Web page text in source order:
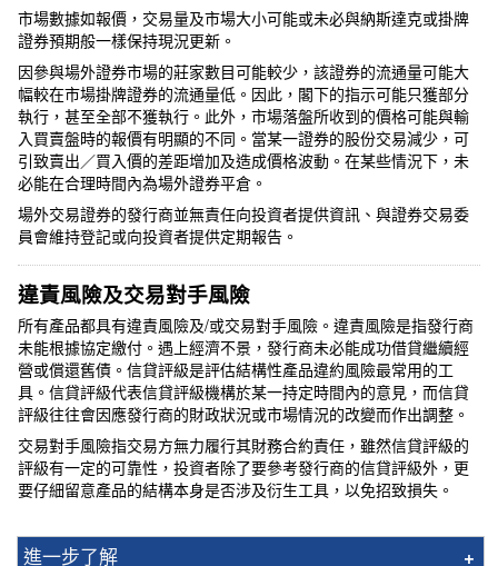
市場數據如報價，交易量及市場大小可能或未必與納斯達克或掛牌
證券預期般一樣保持現況更新。
因參與場外證券市場的莊家數目可能較少，該證券的流通量可能大
幅較在市場掛牌證券的流通量低。因此，閣下的指示可能只獲部分
執行，甚至全部不獲執行。此外，市場落盤所收到的價格可能與輸
入買賣盤時的報價有明顯的不同。當某一證券的股份交易減少，可
引致賣出／買入價的差距增加及造成價格波動。在某些情況下，未
必能在合理時間內為場外證券平倉。
場外交易證券的發行商並無責任向投資者提供資訊、與證券交易委
員會維持登記或向投資者提供定期報告。
違責風險及交易對手風險
所有產品都具有違責風險及/或交易對手風險。違責風險是指發行商
未能根據協定繳付。遇上經濟不景，發行商未必能成功借貸繼續經
營或償還舊債。信貸評級是評估結構性產品違約風險最常用的工
具。信貸評級代表信貸評級機構於某一持定時間內的意見，而信貸
評級往往會因應發行商的財政狀況或市場情況的改變而作出調整。
交易對手風險指交易方無力履行其財務合約責任，雖然信貸評級的
評級有一定的可靠性，投資者除了要參考發行商的信貸評級外，更
要仔細留意產品的結構本身是否涉及衍生工具，以免招致損失。
進一步了解